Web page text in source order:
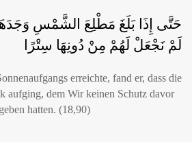
حَتَّى إِذَا بَلَغَ مَطْلِعَ الشَّمْسِ
لَمْ نَجْعَلْ لَهُمْ مِنْ دُونِهَا سِتْرًا
erreichte, fand er, dass die
aufging, dem Wir keinen Schutz davor
hatten. (18,90)